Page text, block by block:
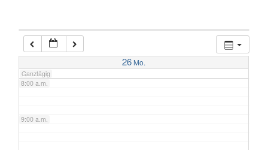
26 Mo.
Ganztägig
7:00 a.m.
8:00 a.m.
9:00 a.m.